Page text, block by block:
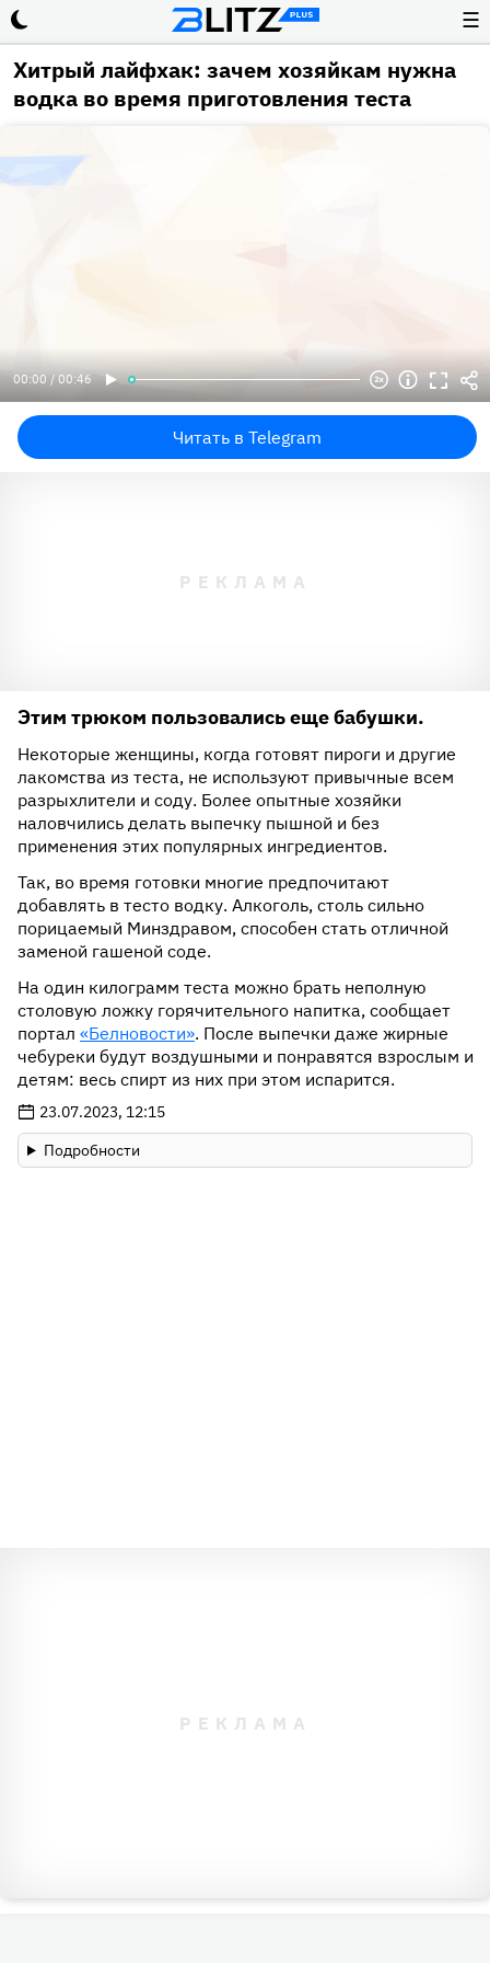
☰
Хитрый лайфхак: зачем хозяйкам нужна
водка во время приготовления теста
00:00 / 00:46
Читать в Telegram
Этим трюком пользовались еще бабушки.
Некоторые женщины, когда готовят пироги и другие
лакомства из теста, не используют привычные всем
разрыхлители и соду. Более опытные хозяйки
наловчились делать выпечку пышной и без
применения этих популярных ингредиентов.
Так, во время готовки многие предпочитают
добавлять в тесто водку. Алкоголь, столь сильно
порицаемый Минздравом, способен стать отличной
заменой гашеной соде.
На один килограмм теста можно брать неполную
столовую ложку горячительного напитка, сообщает
портал «Белновости». После выпечки даже жирные
чебуреки будут воздушными и понравятся взрослым и
детям: весь спирт из них при этом испарится.
23.07.2023, 12:15
Подробности